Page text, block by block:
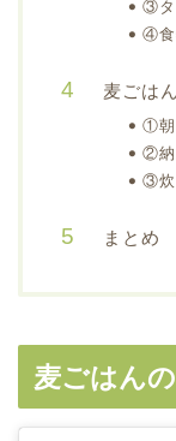
③タ
④食
麦ごは
①朝
②納
③炊
まとめ
麦ごはん